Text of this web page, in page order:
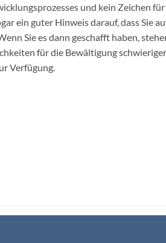
und kein Zeichen
ein guter Hinweis darauf, dass Sie
Sie es dann geschafft haben,
für die Bewältigung schwieriger
Verfügung.